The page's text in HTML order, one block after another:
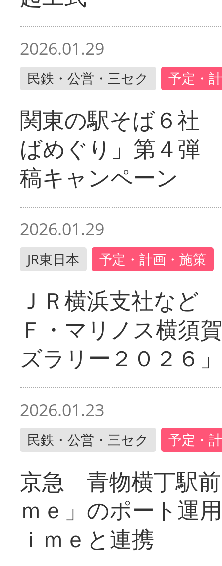
2026.01.29
民鉄・公営・三セク 予定・
関東の駅そば６社
ばめぐり」第４弾
稿キャンペーン
2026.01.29
JR東日本 予定・計画・施策
ＪＲ横浜支社など
Ｆ・マリノス横須
ズラリー２０２６」
2026.01.23
民鉄・公営・三セク 予定・
京急 青物横丁駅
ｍｅ」のポート運
ｉｍｅと連携